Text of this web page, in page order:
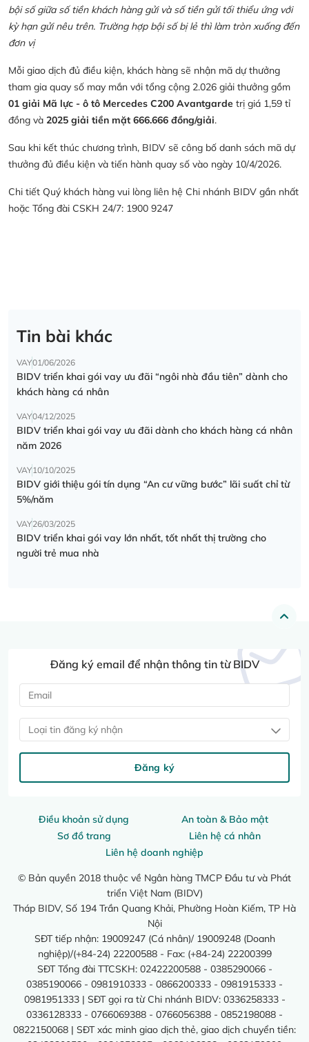
bội số giữa số tiền khách hàng gửi và số tiền gửi tối thiểu ứng với
kỳ hạn gửi nêu trên. Trường hợp bội số bị lẻ thì làm tròn xuống đến
đơn vị
Mỗi giao dịch đủ điều kiện, khách hàng sẽ nhận mã dự thưởng
tham gia quay số may mắn với tổng cộng 2.026 giải thưởng gồm
01 giải Mã lực - ô tô Mercedes C200 Avantgarde trị giá 1,59 tỉ
đồng và 2025 giải tiền mặt 666.666 đồng/giải.
Sau khi kết thúc chương trình, BIDV sẽ công bố danh sách mã dự
thưởng đủ điều kiện và tiến hành quay số vào ngày 10/4/2026.
Chi tiết Quý khách hàng vui lòng liên hệ Chi nhánh BIDV gần nhất
hoặc Tổng đài CSKH 24/7: 1900 9247
Tin bài khác
VAY01/06/2026
BIDV triển khai gói vay ưu đãi “ngôi nhà đầu tiên” dành cho
khách hàng cá nhân
VAY04/12/2025
BIDV triển khai gói vay ưu đãi dành cho khách hàng cá nhân
năm 2026
VAY10/10/2025
BIDV giới thiệu gói tín dụng “An cư vững bước” lãi suất chỉ từ
5%/năm
VAY26/03/2025
BIDV triển khai gói vay lớn nhất, tốt nhất thị trường cho
người trẻ mua nhà
Điều khoản sử dụng
An toàn & Bảo mật
Sơ đồ trang
Liên hệ cá nhân
Liên hệ doanh nghiệp
© Bản quyền 2018 thuộc về Ngân hàng TMCP Đầu tư và Phát
triển Việt Nam (BIDV)
Tháp BIDV, Số 194 Trần Quang Khải, Phường Hoàn Kiếm, TP Hà
Nội
SĐT tiếp nhận: 19009247 (Cá nhân)/ 19009248 (Doanh
nghiệp)/(+84-24) 22200588 - Fax: (+84-24) 22200399
SĐT Tổng đài TTCSKH: 02422200588 - 0385290066 -
0385190066 - 0981910333 - 0866200333 - 0981915333 -
0981951333 | SĐT gọi ra từ Chi nhánh BIDV: 0336258333 -
0336128333 - 0766069388 - 0766056388 - 0852198088 -
0822150068 | SĐT xác minh giao dịch thẻ, giao dịch chuyển tiền:
Đăng ký email để nhận thông tin từ BIDV
Loại tin đăng ký nhận
Đăng ký